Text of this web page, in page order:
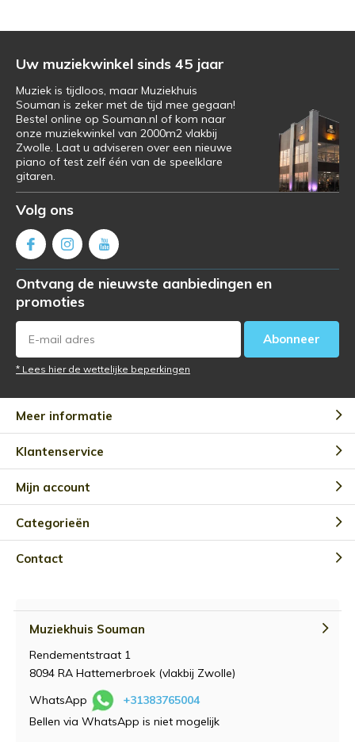
Uw muziekwinkel sinds 45 jaar
Muziek is tijdloos, maar Muziekhuis
Souman is zeker met de tijd mee gegaan!
Bestel online op Souman.nl of kom naar
onze muziekwinkel van 2000m2 vlakbij
Zwolle. Laat u adviseren over een nieuwe
piano of test zelf één van de speelklare
gitaren.
Volg ons
Ontvang de nieuwste aanbiedingen en
promoties
Abonneer
* Lees hier de wettelijke beperkingen
Meer informatie
Klantenservice
Mijn account
Categorieën
Contact
Muziekhuis Souman
Rendementstraat 1
8094 RA Hattemerbroek (vlakbij Zwolle)
WhatsApp
+31383765004
Bellen via WhatsApp is niet mogelijk